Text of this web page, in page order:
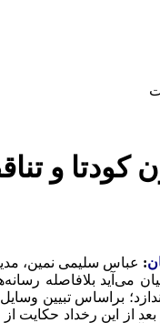
: عباس سلیمی نمین،
می‌آید بلافاصله
براساس تبیین
از این رخداد حکایت